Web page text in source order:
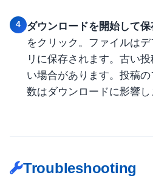
4 ダウンロードを開始して保
をクリック。ファイルは
リに保存されます。古い
い場合があります。投稿
数はダウンロードに影響し
Troubleshooting